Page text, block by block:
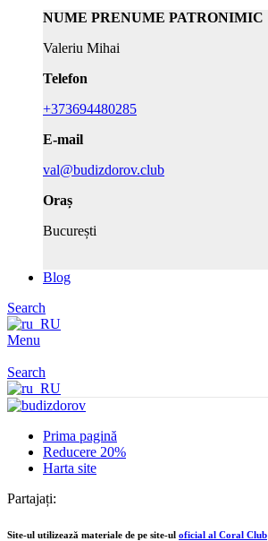
NUME PRENUME PATRONIMIC
Valeriu Mihai
Telefon
+373694480285
E-mail
val@budizdorov.club
Oraș
București
Blog
Search
Menu
Search
Prima pagină
Reducere 20%
Harta site
Partajați:
Site-ul utilizează materiale de pe site-ul oficial al Coral Club